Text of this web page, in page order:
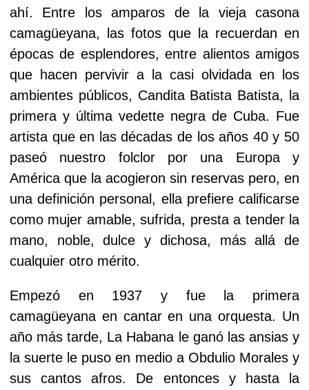
ahí. Entre los amparos de la vieja casona
camagüeyana, las fotos que la recuerdan en
épocas de esplendores, entre alientos amigos
que hacen pervivir a la casi olvidada en los
ambientes públicos, Candita Batista Batista, la
primera y última vedette negra de Cuba. Fue
artista que en las décadas de los años 40 y 50
paseó nuestro folclor por una Europa y
América que la acogieron sin reservas pero, en
una definición personal, ella prefiere calificarse
como mujer amable, sufrida, presta a tender la
mano, noble, dulce y dichosa, más allá de
cualquier otro mérito.
Empezó en 1937 y fue la primera
camagüeyana en cantar en una orquesta. Un
año más tarde, La Habana le ganó las ansias y
la suerte le puso en medio a Obdulio Morales y
sus cantos afros. De entonces y hasta la